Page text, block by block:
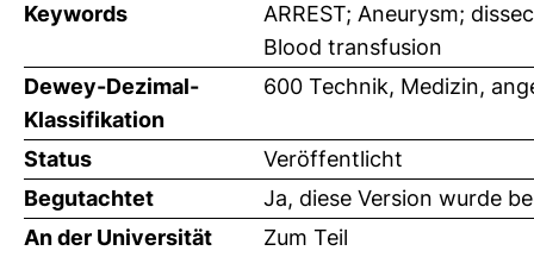
Keywords
ARREST; Aneurysm;
Blood transfusion
Dewey-Dezimal-
Klassifikation
600 Technik, Medizin,
Status
Veröffentlicht
Begutachtet
Ja, diese Version wurde
An der Universität
Zum Teil